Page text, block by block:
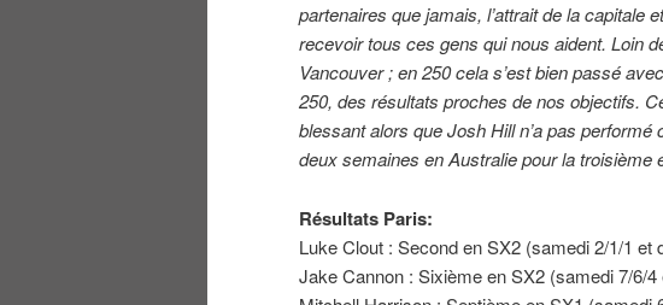
partenaires que jamais, l’attrait de la capitale
recevoir tous ces gens qui nous aident. Loin
Vancouver ; en 250 cela s’est bien passé
250, des résultats proches de nos objectifs.
blessant alors que Josh Hill n’a pas
deux semaines en Australie pour la troisième
Résultats Paris:
Luke Clout : Second en SX2 (samedi 2/1/1 et
Jake Cannon : Sixième en SX2 (samedi 7/6/